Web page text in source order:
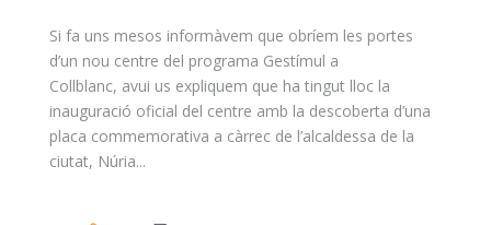
Si fa uns mesos informàvem que obríem les portes
d’un nou centre del programa Gestímul a
Collblanc, avui us expliquem que ha tingut lloc la
inauguració oficial del centre amb la descoberta d’una
placa commemorativa a càrrec de l’alcaldessa de la
ciutat, Núria...